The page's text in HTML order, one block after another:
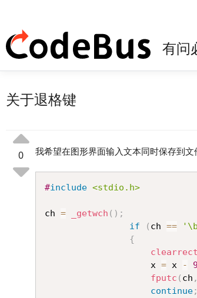
有问
关于退格键
0 我希望在图形界面输入文本同时保存到
#include <stdio.h>
ch = _getwch ( ) ;
if
( ch ==
{
					x
= x - 9
fputc ( ch ,
continue;